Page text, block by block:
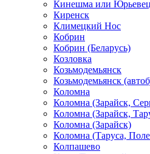
Кинешма или Юрьевец
Киренск
Климецкий Нос
Кобрин
Кобрин (Беларусь)
Козловка
Козьмодемьянск
Козьмодемьянск
Коломна
Коломна (Зарайск,
Коломна (Зарайск,
Коломна (Зарайск)
Коломна (Таруса,
Колпашево